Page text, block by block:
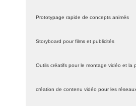
Prototypage rapide de concepts animés
Storyboard pour films et publicités
Outils créatifs pour le montage vidéo et la
création de contenu vidéo pour les